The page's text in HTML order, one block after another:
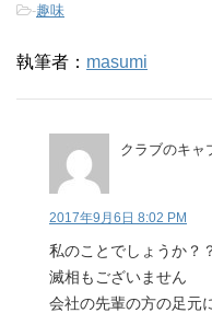
-趣味
執筆者： masumi
クラブのキャ
2017年9月6日 8:02 PM
私のことでしょうか？
滅相もございません
会社の先輩の方の足元